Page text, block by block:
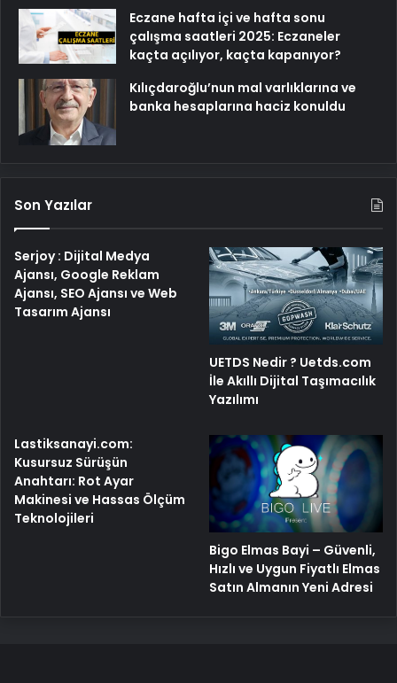
Eczane hafta içi ve hafta sonu
çalışma saatleri 2025: Eczaneler
kaçta açılıyor, kaçta kapanıyor?
Kılıçdaroğlu’nun mal varlıklarına ve
banka hesaplarına haciz konuldu
Son Yazılar
Serjoy : Dijital Medya
Ajansı, Google Reklam
Ajansı, SEO Ajansı ve Web
Tasarım Ajansı
UETDS Nedir ? Uetds.com
İle Akıllı Dijital Taşımacılık
Yazılımı
Lastiksanayi.com:
Kusursuz Sürüşün
Anahtarı: Rot Ayar
Makinesi ve Hassas Ölçüm
Teknolojileri
Bigo Elmas Bayi – Güvenli,
Hızlı ve Uygun Fiyatlı Elmas
Satın Almanın Yeni Adresi